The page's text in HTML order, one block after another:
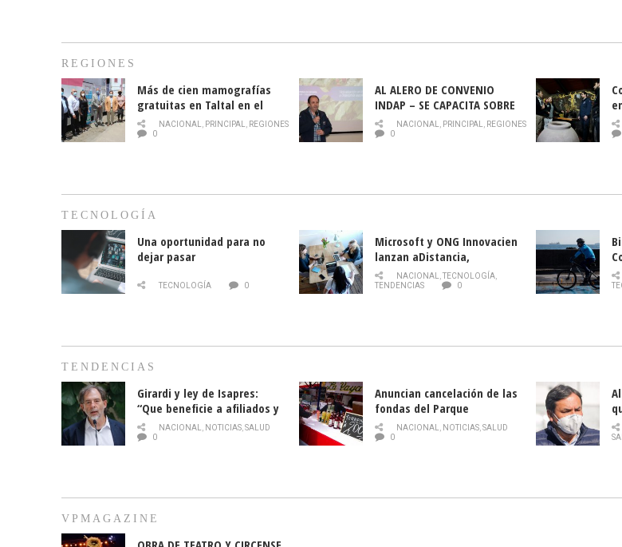
REGIONES
Más de cien mamografías
gratuitas en Taltal en el
mes de la prevención del
cáncer de mama
NACIONAL PRINCIPAL
REGIONES
0
AL ALERO DE CONVENIO
INDAP – SE CAPACITA SOBRE
PLAGA DROSOPHILA SUZUKII
NACIONAL PRINCIPAL
REGIONES
0
y
TECNOLOGÍA
Una oportunidad para no
dejar pasar
TECNOLOGÍA 0
Microsoft y ONG Innovacien
lanzan aDistancia,
plataforma con cursos
gratuitos online sobre
NACIONAL TECNOLOGÍA,
TENDENCIAS
0
TENDENCIAS
Girardi y ley de Isapres:
“Que beneficie a afiliados y
no legalice el abuso”
NACIONAL NOTICIAS SALUD
0
Anuncian cancelación de las
fondas del Parque
O’Higgins debido al
coronavirus
NACIONAL NOTICIAS, SALUD
0
VPMAGAZINE